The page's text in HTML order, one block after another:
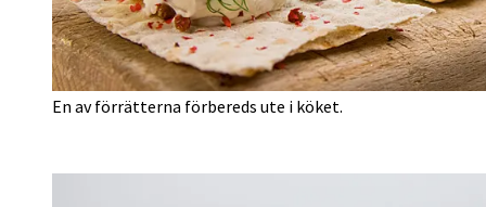
En av förrätterna förbereds ute i köket.